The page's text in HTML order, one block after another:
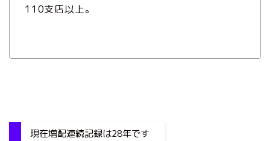
110支店以上。
現在増配連続記録は28年です